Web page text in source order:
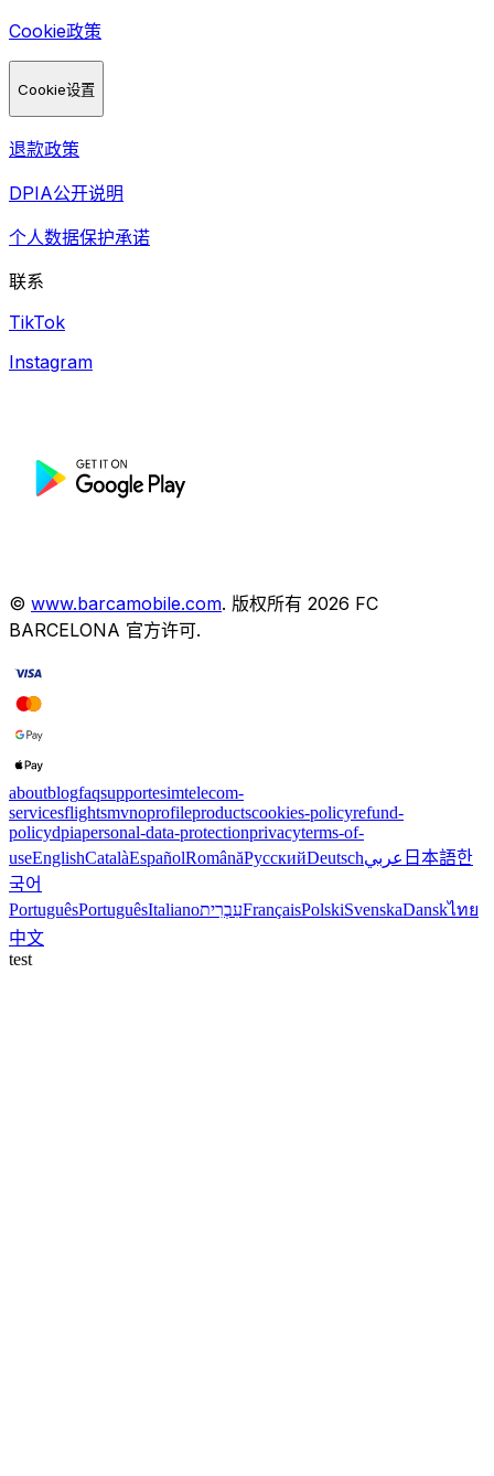
Cookie政策
Cookie设置
退款政策
DPIA公开说明
个人数据保护承诺
联系
TikTok
Instagram
© www.barcamobile.com. 版权所有 2026 FC
BARCELONA 官方许可.
aboutblogfaqsupportesimtelecom-
servicesflightsmvnoprofileproductscookies-policyrefund-
policydpiapersonal-data-protectionprivacyterms-of-
useEnglishCatalàEspañolRomânăРусскийDeutschعربي 日本語한
국어
PortuguêsPortuguêsItalianoעִבְרִיתFrançaisPolskiSvenskaDanskไทย
中文
test